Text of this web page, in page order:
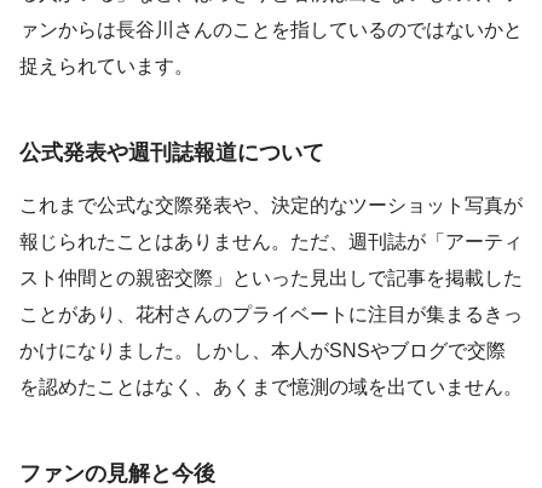
ァンからは長谷川さんのことを指しているのではないかと
捉えられています。
公式発表や週刊誌報道について
これまで公式な交際発表や、決定的なツーショット写真が
報じられたことはありません。ただ、週刊誌が「アーティ
スト仲間との親密交際」といった見出しで記事を掲載した
ことがあり、花村さんのプライベートに注目が集まるきっ
かけになりました。しかし、本人がSNSやブログで交際
を認めたことはなく、あくまで憶測の域を出ていません。
ファンの見解と今後